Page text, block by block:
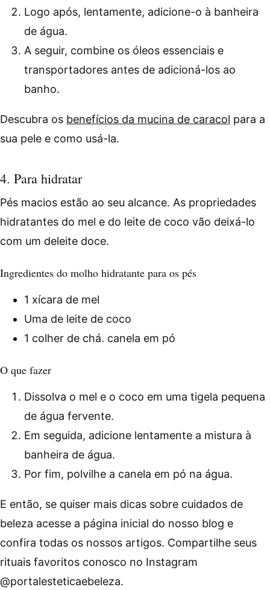
Logo após, lentamente, adicione-o à banheira
de água.
A seguir, combine os óleos essenciais e
transportadores antes de adicioná-los ao
banho.
Descubra os benefícios da mucina de caracol para a
sua pele e como usá-la.
4. Para hidratar
Pés macios estão ao seu alcance. As propriedades
hidratantes do mel e do leite de coco vão deixá-lo
com um deleite doce.
Ingredientes do molho hidratante para os pés
1 xícara de mel
Uma de leite de coco
1 colher de chá. canela em pó
O que fazer
Dissolva o mel e o coco em uma tigela pequena
de água fervente.
Em seguida, adicione lentamente a mistura à
banheira de água.
Por fim, polvilhe a canela em pó na água.
E então, se quiser mais dicas sobre cuidados de
beleza acesse a página inicial do nosso blog e
confira todas os nossos artigos. Compartilhe seus
rituais favoritos conosco no Instagram
@portalesteticaebeleza.